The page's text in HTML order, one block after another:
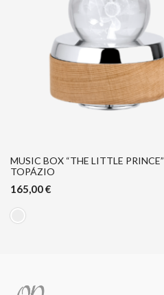
MUSIC BOX “THE LITTLE PRINCE”
TOPÁZIO
165,00€